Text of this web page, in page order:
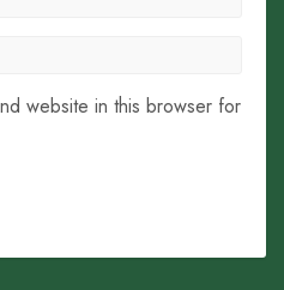
website in this browser for